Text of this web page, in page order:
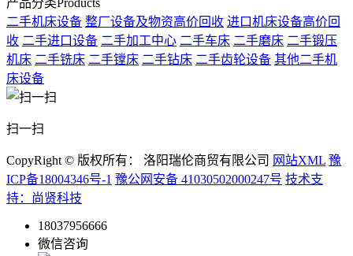
产品分类Products
二手机床设备 整厂设备及物资高价回收 进口机床设备高价回
收 二手进口设备 二手加工中心 二手车床 二手磨床 二手锻压
机床 二手铣床 二手镗床 二手钻床 二手齿轮设备 其他二手机
床设备
扫一扫
CopyRight © 版权所有： 洛阳瑞伦商贸有限公司 网站XML 豫
ICP备18004346号-1 豫公网安备 41030502000247号 技术支
持：尚贤科技
18037956666
微信咨询